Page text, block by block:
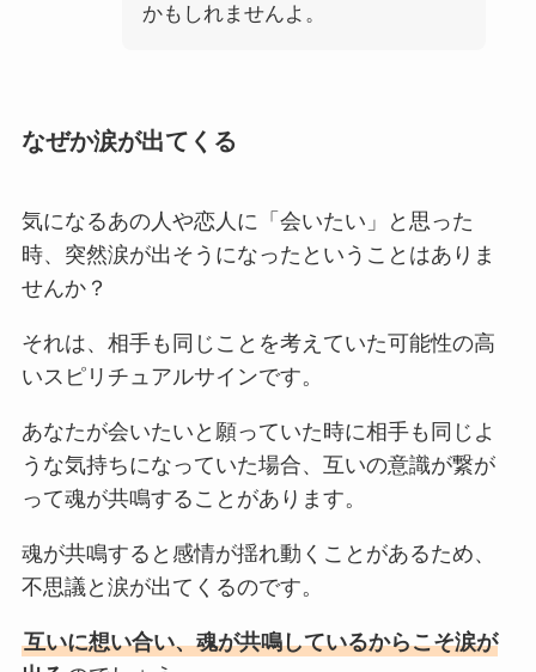
かもしれませんよ。
なぜか涙が出てくる
気になるあの人や恋人に「会いたい」と思った
時、突然涙が出そうになったということはありま
せんか？
それは、相手も同じことを考えていた可能性の高
いスピリチュアルサインです。
あなたが会いたいと願っていた時に相手も同じよ
うな気持ちになっていた場合、互いの意識が繋が
って魂が共鳴することがあります。
魂が共鳴すると感情が揺れ動くことがあるため、
不思議と涙が出てくるのです。
互いに想い合い、魂が共鳴しているからこそ涙が